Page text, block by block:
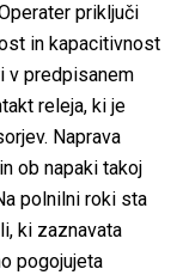
priključi
in kapacitivnost
v predpisanem
releja, ki je
Naprava
ob napaki takoj
polnilni roki sta
ki zaznavata
pogojujeta